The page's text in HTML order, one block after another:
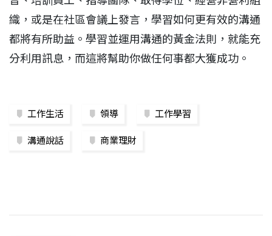
織，或是在社區會議上發言，學習如何更有效的溝通
都將有所助益。學習並運用溝通的黃金法則，就能充
分利用訊息，而這將幫助你做任何事都大獲成功。
工作生活 領導 工作學習
溝通說話 商業理財